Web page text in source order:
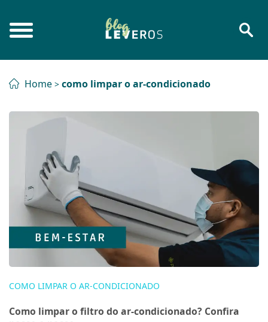
Home > como limpar o ar-condicionado
COMO LIMPAR O AR-CONDICIONADO
Como limpar o filtro do ar-condicionado? Confira